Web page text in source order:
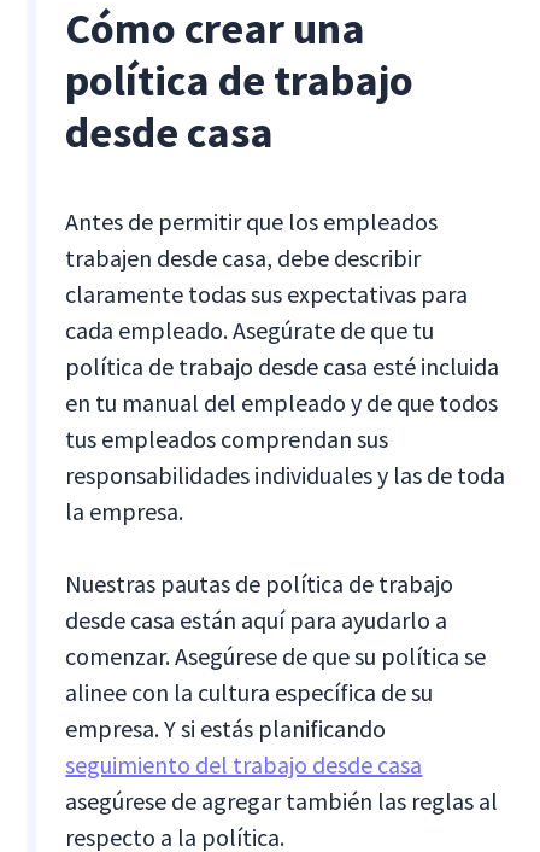
Cómo crear una
política de trabajo
desde casa
Antes de permitir que los empleados
trabajen desde casa, debe describir
claramente todas sus expectativas para
cada empleado. Asegúrate de que tu
política de trabajo desde casa esté incluida
en tu manual del empleado y de que todos
tus empleados comprendan sus
responsabilidades individuales y las de toda
la empresa.
Nuestras pautas de política de trabajo
desde casa están aquí para ayudarlo a
comenzar. Asegúrese de que su política se
alinee con la cultura específica de su
empresa. Y si estás planificando
seguimiento del trabajo desde casa
asegúrese de agregar también las reglas al
respecto a la política.